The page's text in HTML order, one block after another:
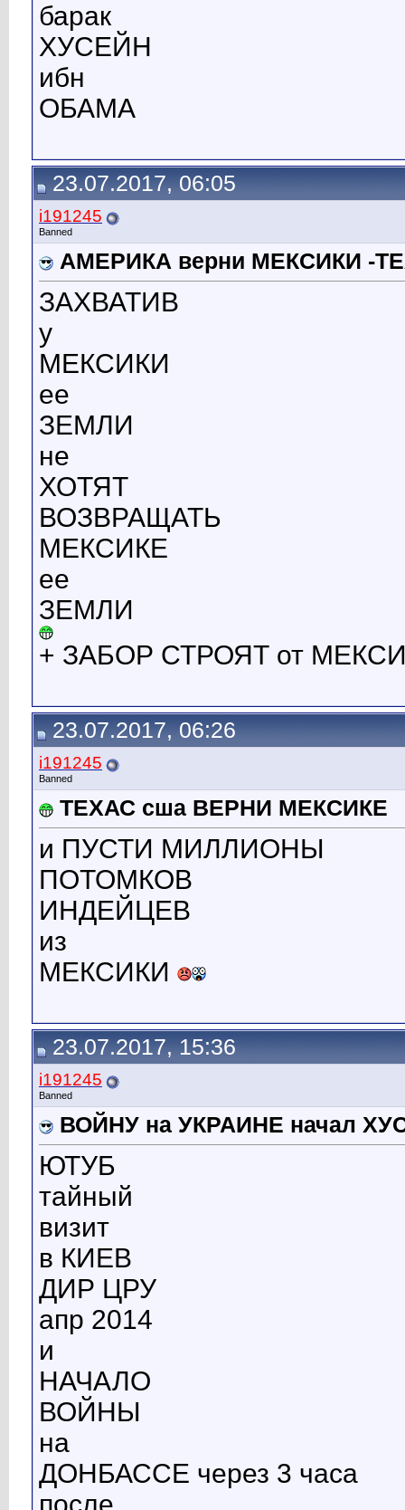
барак
ХУСЕЙН
ибн
ОБАМА
23.07.2017, 06:05
i191245
Banned
АМЕРИКА верни МЕКСИКИ -
ЗАХВАТИВ
у
МЕКСИКИ
ее
ЗЕМЛИ
не
ХОТЯТ
ВОЗВРАЩАТЬ
МЕКСИКЕ
ее
ЗЕМЛИ
+ ЗАБОР СТРОЯТ от
23.07.2017, 06:26
i191245
Banned
ТЕХАС сша ВЕРНИ МЕКСИКЕ
и ПУСТИ МИЛЛИОНЫ
ПОТОМКОВ
ИНДЕЙЦЕВ
из
МЕКСИКИ
23.07.2017, 15:36
i191245
Banned
ВОЙНУ на УКРАИНЕ начал
ЮТУБ
тайный
визит
в КИЕВ
ДИР ЦРУ
апр 2014
и
НАЧАЛО
ВОЙНЫ
на
ДОНБАССЕ через 3 часа